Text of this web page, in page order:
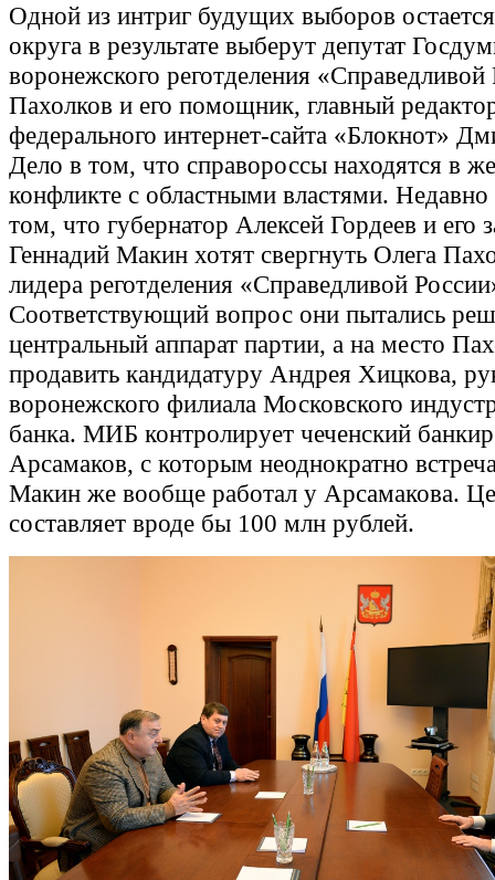
Одной из интриг будущих выборов
округа в результате выберут депутат
воронежского реготделения
Пахолков и его помощник, главный
федерального интернет-сайта «Блокнот»
Дело в том, что справороссы находятся в
конфликте с областными властями.
том, что губернатор Алексей Гордеев и его
Геннадий Макин хотят свергнуть Олега
лидера реготделения «Справедливой
Соответствующий вопрос они пытались
центральный аппарат партии, а на место
продавить кандидатуру Андрея Хицкова,
воронежского филиала Московского
банка. МИБ контролирует чеченский
Арсамаков, с которым неоднократно
Макин же вообще работал у Арсамакова.
составляет вроде бы 100 млн рублей.